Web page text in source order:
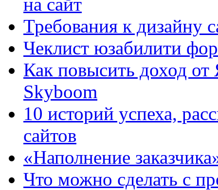
Требования к дизайну
Чеклист юзабилити
Как повысить доход
Skyboom
10 историй успеха,
сайтов
«Наполнение
Что можно сделать с